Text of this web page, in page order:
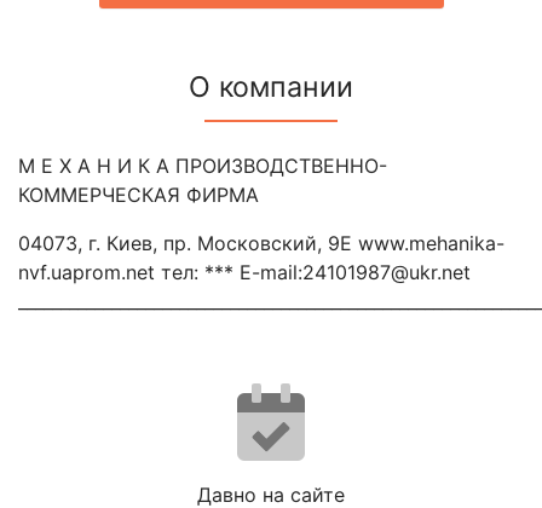
О компании
М Е Х А Н И К А ПРОИЗВОДСТВЕННО-
КОММЕРЧЕСКАЯ ФИРМА
04073, г. Киев, пр. Московский, 9Е www.mehanika-
nvf.uaprom.net тел: *** E-mail:24101987@ukr.net
Давно на сайте